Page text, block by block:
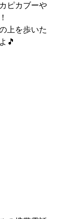
ピカブーや
上を歩いた
🎵